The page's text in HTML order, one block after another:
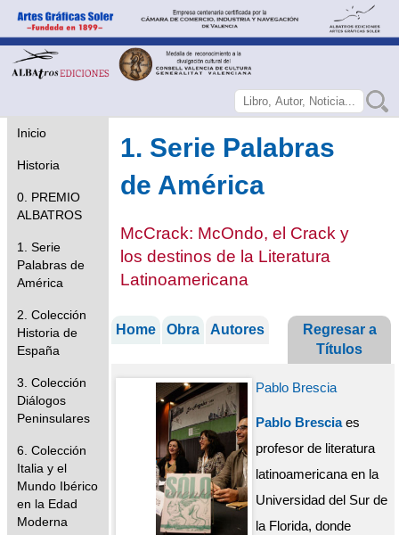
Inicio
Historia
0. PREMIO
ALBATROS
1. Serie
Palabras de
América
2. Colección
Historia de
España
3. Colección
Diálogos
Peninsulares
6. Colección
Italia y el
Mundo Ibérico
en la Edad
Moderna
1. Serie Palabras
de América
McCrack: McOndo, el Crack y
los destinos de la Literatura
Latinoamericana
Regresar a
Títulos
Home Obra Autores
Pablo Brescia
Pablo Brescia es
profesor de literatura
latinoamericana en la
Universidad del Sur de
la Florida, donde